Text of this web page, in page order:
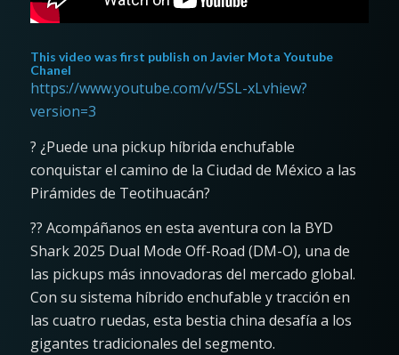
This video was first publish on Javier Mota Youtube
Chanel
https://www.youtube.com/v/5SL-xLvhiew?
version=3
? ¿Puede una pickup híbrida enchufable
conquistar el camino de la Ciudad de México a las
Pirámides de Teotihuacán?
?? Acompáñanos en esta aventura con la BYD
Shark 2025 Dual Mode Off-Road (DM-O), una de
las pickups más innovadoras del mercado global.
Con su sistema híbrido enchufable y tracción en
las cuatro ruedas, esta bestia china desafía a los
gigantes tradicionales del segmento.